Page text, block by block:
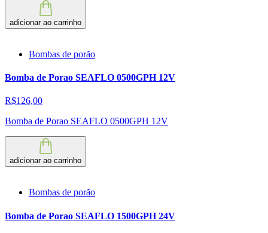
adicionar ao carrinho
Bombas de porão
Bomba de Porao SEAFLO 0500GPH 12V
R$126,00
Bomba de Porao SEAFLO 0500GPH 12V
adicionar ao carrinho
Bombas de porão
Bomba de Porao SEAFLO 1500GPH 24V